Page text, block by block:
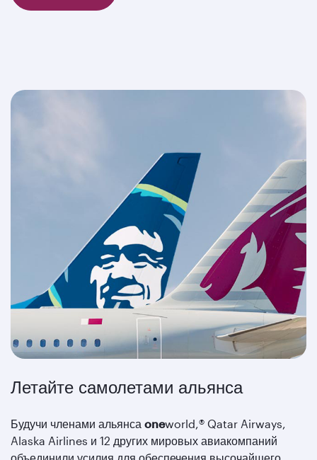
Летайте самолетами альянса
Будучи членами альянса oneworld,® Qatar Airways,
Alaska Airlines и 12 других мировых авиакомпаний